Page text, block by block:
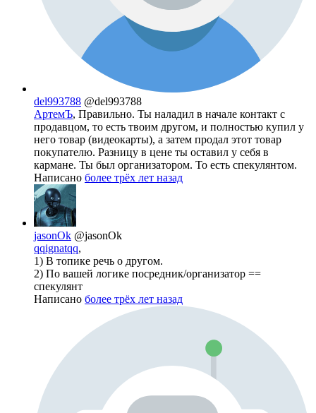
del993788 @del993788
АртемЪ, Правильно. Ты наладил в начале контакт с
продавцом, то есть твоим другом, и полностью купил у
него товар (видеокарты), а затем продал этот товар
покупателю. Разницу в цене ты оставил у себя в
кармане. Ты был организатором. То есть спекулянтом.
Написано более трёх лет назад
jasonOk @jasonOk
qqignatqq,
1) В топике речь о другом.
2) По вашей логике посредник/организатор ==
спекулянт
Написано более трёх лет назад